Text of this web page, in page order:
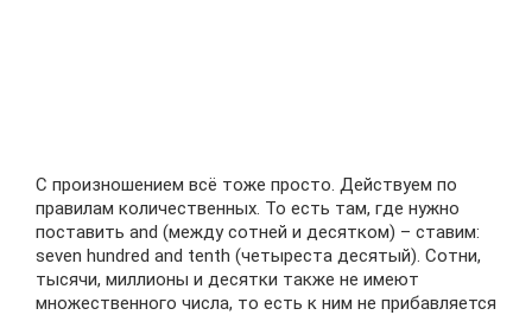
С произношением всё тоже просто. Действуем по
правилам количественных. То есть там, где нужно
поставить and (между сотней и десятком) – ставим:
seven hundred and tenth (четыреста десятый). Сотни,
тысячи, миллионы и десятки также не имеют
множественного числа, то есть к ним не прибавляется